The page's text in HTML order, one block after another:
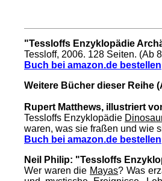
"Tessloffs Enzyklopädie
Tessloff, 2006. 128 Seiten. (Ab
Buch bei amazon.de bestellen
Weitere Bücher dieser Reihe
Rupert Matthews, illustriert
Tessloffs Enzyklopädie
waren, was sie fraßen und wie
Buch bei amazon.de bestellen
Neil Philip: "Tessloffs
Wer waren die Mayas? Was